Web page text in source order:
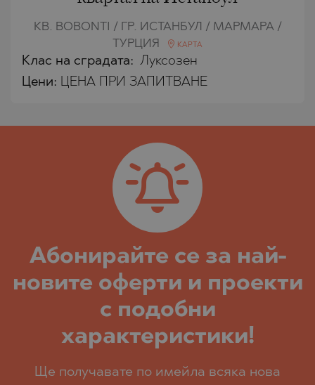
КВ. BOBONTI / ГР. ИСТАНБУЛ / МАРМАРА /
ТУРЦИЯ
КАРТА
Клас на сградата: Луксозен
Цени: ЦЕНА ПРИ ЗАПИТВАНЕ
Абoнирайте се за най-
новите оферти и проекти
с подобни
характеристики!
Ще получавате по имейла всяка нова